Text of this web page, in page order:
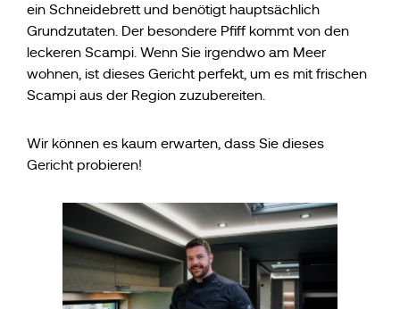
ein Schneidebrett und benötigt hauptsächlich
Grundzutaten. Der besondere Pfiff kommt von den
leckeren Scampi. Wenn Sie irgendwo am Meer
wohnen, ist dieses Gericht perfekt, um es mit frischen
Scampi aus der Region zuzubereiten.
Wir können es kaum erwarten, dass Sie dieses
Gericht probieren!